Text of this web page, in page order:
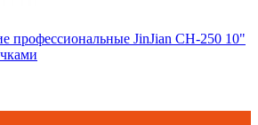
профессиональные JinJian CH-250 10"